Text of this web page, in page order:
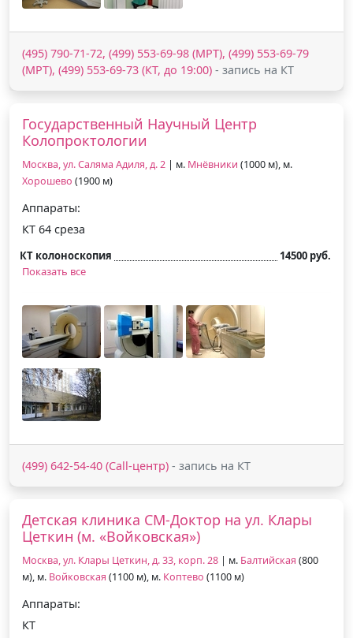
(495) 790-71-72, (499) 553-69-98 (МРТ), (499) 553-69-79
(МРТ), (499) 553-69-73 (КТ, до 19:00) - запись на КТ
Государственный Научный Центр
Колопроктологии
Москва, ул. Саляма Адиля, д. 2 | м. Мнёвники (1000 м), м.
Хорошево (1900 м)
Аппараты:
КТ 64 среза
КТ колоноскопия
14500 руб.
Показать все
(499) 642-54-40 (Call-центр) - запись на КТ
Детская клиника СМ-Доктор на ул. Клары
Цеткин (м. «Войковская»)
Москва, ул. Клары Цеткин, д. 33, корп. 28 | м. Балтийская (800
м), м. Войковская (1100 м), м. Коптево (1100 м)
Аппараты:
КТ